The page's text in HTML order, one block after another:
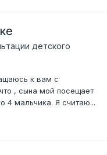
детского
к вам с
, сына мой посещает
4 мальчика. Я считаю...